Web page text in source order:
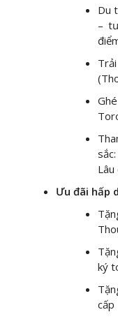
Du
–
Ưu đãi hấp
ký
cấp